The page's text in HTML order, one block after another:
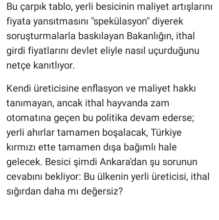
Bu çarpık tablo, yerli besicinin maliyet artışlarını
fiyata yansıtmasını "spekülasyon" diyerek
soruşturmalarla baskılayan Bakanlığın, ithal
girdi fiyatlarını devlet eliyle nasıl uçurduğunu
netçe kanıtlıyor.
Kendi üreticisine enflasyon ve maliyet hakkı
tanımayan, ancak ithal hayvanda zam
otomatına geçen bu politika devam ederse;
yerli ahırlar tamamen boşalacak, Türkiye
kırmızı ette tamamen dışa bağımlı hale
gelecek. Besici şimdi Ankara'dan şu sorunun
cevabını bekliyor: Bu ülkenin yerli üreticisi, ithal
sığırdan daha mı değersiz?